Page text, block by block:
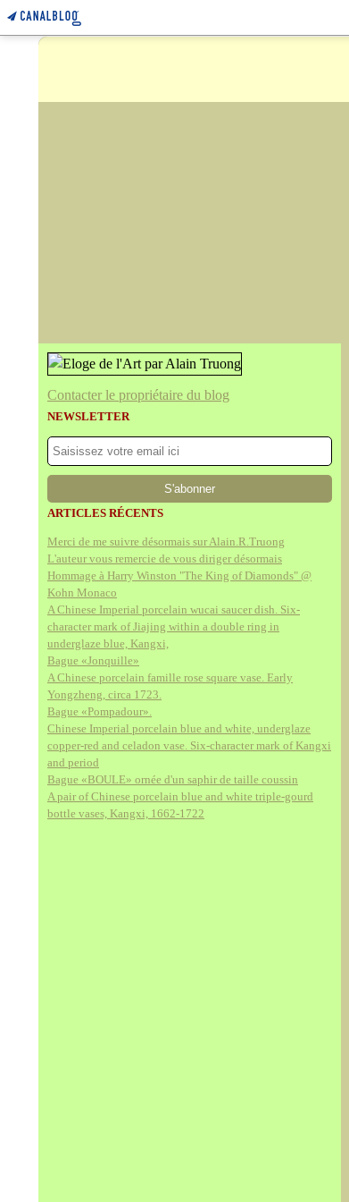
Contacter le propriétaire du blog
NEWSLETTER
ARTICLES RÉCENTS
Merci de me suivre désormais sur Alain.R.Truong
L'auteur vous remercie de vous diriger désormais
Hommage à Harry Winston "The King of Diamonds" @
Kohn Monaco
A Chinese Imperial porcelain wucai saucer dish. Six-
character mark of Jiajing within a double ring in
underglaze blue, Kangxi,
Bague «Jonquille»
A Chinese porcelain famille rose square vase. Early
Yongzheng, circa 1723.
Bague «Pompadour».
Chinese Imperial porcelain blue and white, underglaze
copper-red and celadon vase. Six-character mark of Kangxi
and period
Bague «BOULE» ornée d'un saphir de taille coussin
A pair of Chinese porcelain blue and white triple-gourd
bottle vases, Kangxi, 1662-1722